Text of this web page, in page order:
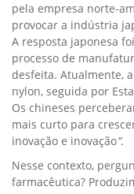
pela empresa norte-
provocar a indústria
A resposta japonesa
processo de
desfeita. Atualmente,
nylon, seguida por
Os chineses
mais curto para
inovação e inovação”.
Nesse contexto,
farmacêutica?